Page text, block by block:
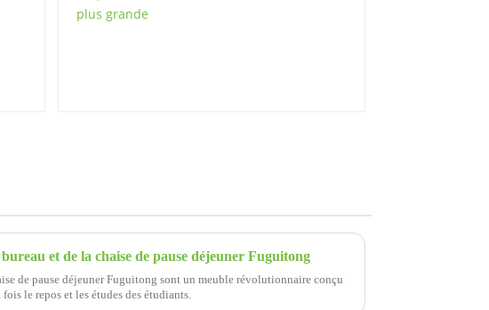
et de la chaise de pause déjeuner Fuguitong
de pause déjeuner Fuguitong sont un meuble révolutionnaire conçu
le repos et les études des étudiants.